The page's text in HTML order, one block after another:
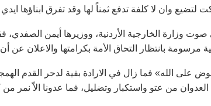
لتضيع وان لا كلفة تدفع ثمناً لها وقد تفرق ابناؤها
صوت وزارة الخارجية الأردنية، ووزيرها أيمن
مرسومة بانتظار التحاق الأمة بكرامتها والاعلان
على الله» فما زال في الارادة بقية لدحر القدم
العدوان من عتو واستكبار وتضليل، فما عدونا الاّ